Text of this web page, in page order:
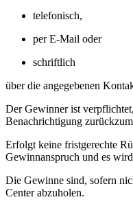
telefonisch,
per E-Mail oder
schriftlich
über die angegebenen
Der Gewinner ist
Benachrichtigung
Erfolgt keine fristgerechte
Gewinnanspruch und es
Die Gewinne sind, sofern
Center abzuholen.